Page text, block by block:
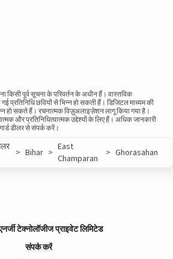
किसी पूर्व सूचना के परिवर्तन के अधीन हैं। वास्तविक
प्रतिनिधि छवियों से भिन्न हो सकती हैं। डिजिटल माध्यम की
हो सकते हैं। रचनात्मक विज़ुअलाइज़ेशन लागू किया गया है।
और प्रतिनिधित्वात्मक उद्देश्यों के लिए हैं। अधिक जानकारी
डीलर से संपर्क करें।
> Bihar > East
Champaran
> Ghorasahan
टेक्नोलॉजीज प्राइवेट लिमिटेड
संपर्क करें